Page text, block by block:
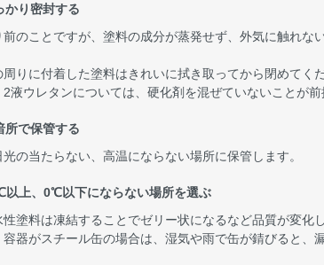
かり密封する
前のことですが、塗料の成分が蒸発せず、外気に触れな
周りに付着した塗料はきれいに拭き取ってから閉めてくだ
2液ウレタンについては、硬化剤を混ぜていないことが前
所で保管する
の当たらない、高温にならない場所に保管します。
上、0℃以下にならない場所を選ぶ
性塗料は凍結することでゼリー状になるなど品質が変化
容器がスチール缶の場合は、湿気や雨で缶が錆びると